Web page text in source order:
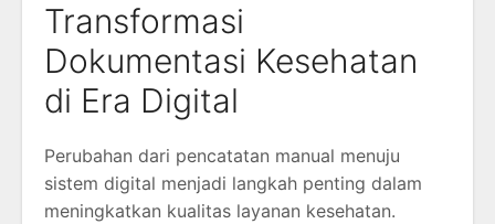
Transformasi
Dokumentasi Kesehatan
di Era Digital
Perubahan dari pencatatan manual menuju
sistem digital menjadi langkah penting dalam
meningkatkan kualitas layanan kesehatan.